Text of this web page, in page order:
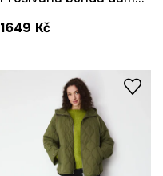
1649 Kč